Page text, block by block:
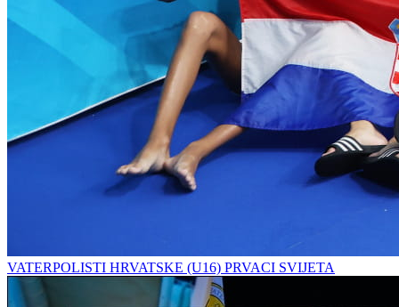
VATERPOLISTI HRVATSKE (U16) PRVACI SVIJETA